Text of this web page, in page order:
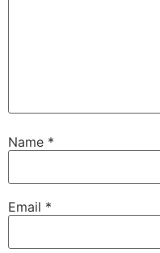
Name *
Email *